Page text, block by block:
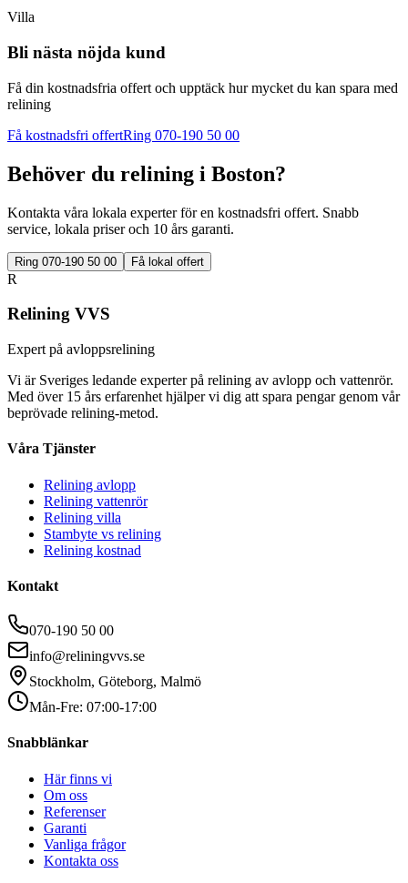
Villa
Bli nästa nöjda kund
Få din kostnadsfria offert och upptäck hur mycket du kan spara med
relining
Få kostnadsfri offertRing 070-190 50 00
Behöver du relining i Boston?
Kontakta våra lokala experter för en kostnadsfri offert. Snabb
service, lokala priser och 10 års garanti.
Ring 070-190 50 00 Få lokal offert
R
Relining VVS
Expert på avloppsrelining
Vi är Sveriges ledande experter på relining av avlopp och vattenrör.
Med över 15 års erfarenhet hjälper vi dig att spara pengar genom vår
beprövade relining-metod.
Våra Tjänster
Relining avlopp
Relining vattenrör
Relining villa
Stambyte vs relining
Relining kostnad
Kontakt
070-190 50 00
info@reliningvvs.se
Stockholm, Göteborg, Malmö
Mån-Fre: 07:00-17:00
Snabblänkar
Här finns vi
Om oss
Referenser
Garanti
Vanliga frågor
Kontakta oss